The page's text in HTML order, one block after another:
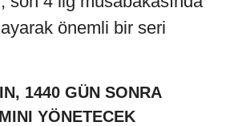
önemli bir seri
1440 GÜN SONRA
YÖNETECEK